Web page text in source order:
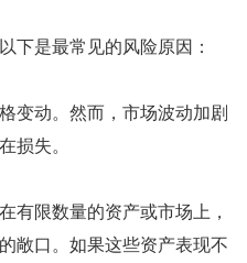
下是最常见的风险原因：
变动。然而，市场波动加剧
损失。
有限数量的资产或市场上，
敞口。如果这些资产表现不